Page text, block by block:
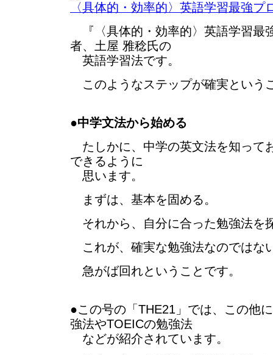
〈具体的・効率的〉英語学習最強プ
『〈具体的・効率的〉英語学習最
者、土屋 雅稔氏の
英語学習法です。
このようなステップが確実という
●中学文法から始める
たしかに、中学の英文法を知って
できるように
思います。
まずは、基本を固める。
それから、自分に合った勉強法を
これが、確実な勉強法なのではな
急がば回れということです。
●この号の「THE21」では、この他
強法やTOEICの勉強法
などが紹介されています。